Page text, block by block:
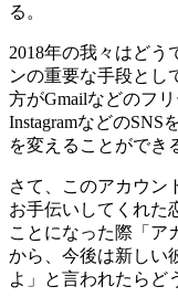
る。
2018年の我々はどう
ンの重要な手段とし
方がGmailなどのフ
Instagramなどの
を変えることができ
さて、このアカウン
お手伝いしてくれた
ことになった際「ア
から、今後は新しい
よ」と言われたらど